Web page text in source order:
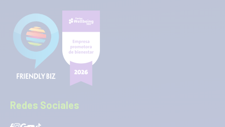
Redes Sociales